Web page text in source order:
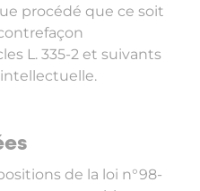
procédé que ce soit
L. 335-2 et suivants
de la loi n°98-